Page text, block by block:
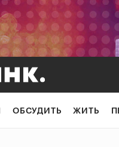
ОБСУДИТЬ ЖИТЬ